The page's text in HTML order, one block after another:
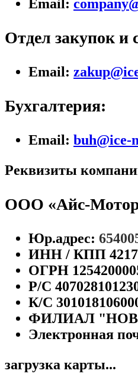
Email:
Отдел закупок и
Email:
Бухгалтерия:
Email: buh@ice-
Реквизиты
ООО «Айс-
Юр.адрес:
ИНН / КПП
ОГРН
Р/С
К/С
ФИЛИАЛ
Электронная
загрузка карты...